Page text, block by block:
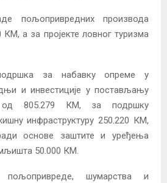
пољопривредних производа
КМ, а за пројекте ловног туризма
за набавку опреме у
и инвестиције у постављању
од 805.279 КМ, за подршку
инфраструктуру 250.220 КМ,
основе заштите и уређења
50.000 КМ.
пољопривреде, шумарства и